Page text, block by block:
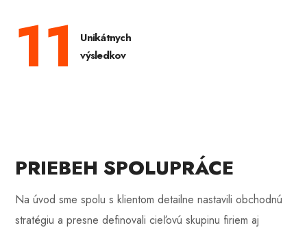
11
Unikátnych
výsledkov
PRIEBEH SPOLUPRÁCE
Na úvod sme spolu s klientom detailne nastavili obchodnú
stratégiu a presne definovali cieľovú skupinu firiem aj